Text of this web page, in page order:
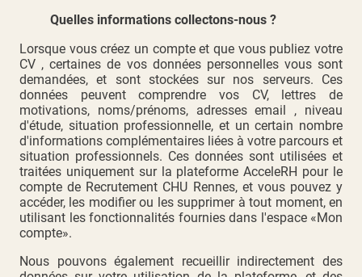
Quelles informations collectons-nous ?
Lorsque vous créez un compte et que vous publiez votre
CV , certaines de vos données personnelles vous sont
demandées, et sont stockées sur nos serveurs. Ces
données peuvent comprendre vos CV, lettres de
motivations, noms/prénoms, adresses email , niveau
d'étude, situation professionnelle, et un certain nombre
d'informations complémentaires liées à votre parcours et
situation professionnels. Ces données sont utilisées et
traitées uniquement sur la plateforme AcceleRH pour le
compte de Recrutement CHU Rennes, et vous pouvez y
accéder, les modifier ou les supprimer à tout moment, en
utilisant les fonctionnalités fournies dans l'espace «Mon
compte».
Nous pouvons également recueillir indirectement des